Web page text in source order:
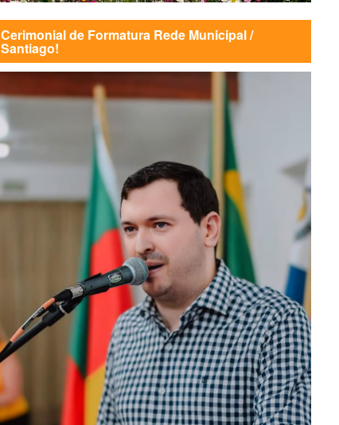
Cerimonial de Formatura Rede Municipal /
Santiago!